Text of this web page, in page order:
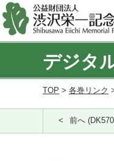
デジタ
TOP > 各巻リンク
前へ